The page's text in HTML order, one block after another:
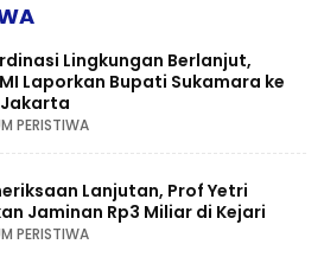
Lingkungan Berlanjut,
Laporkan Bupati Sukamara ke
Jakarta
PERISTIWA
Lanjutan, Prof Yetri
Jaminan Rp3 Miliar di Kejari
PERISTIWA